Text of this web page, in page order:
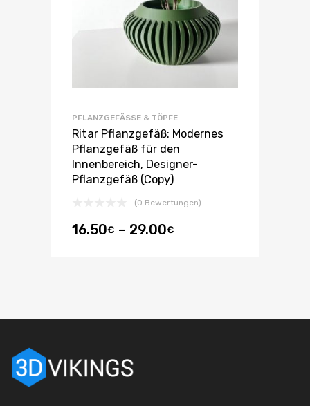
PFLANZGEFÄSSE & TÖPFE
Ritar Pflanzgefäß: Modernes
Pflanzgefäß für den
Innenbereich, Designer-
Pflanzgefäß (Copy)
(0 Bewertungen)
16.50€ – 29.00€